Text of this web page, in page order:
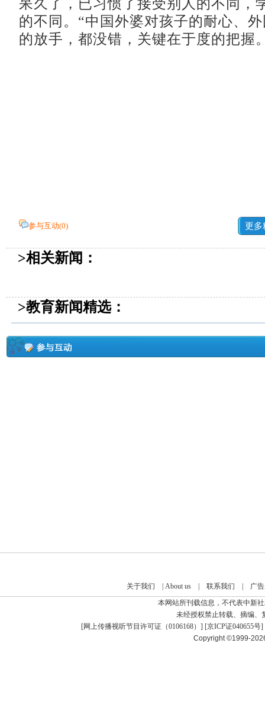
呆久了，已习惯了接受别人的不同，
的不同。“中国外婆对孩子的耐心、
的放手，都没错，关键在于度的把握
参与互动(0) 更多
>相关新闻：
>教育新闻精选：
关于我们 About us| 联系我们
广
本网站所刊载信息，不代表中新
未经授权禁止转载、摘编、
[网上传播视听节目许可证（0106168） ] [京ICP证040655号]
Copyright ©1999-